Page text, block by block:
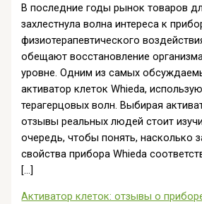
В последние годы рынок товаров
захлестнула волна интереса к
физиотерапевтического
обещают восстановление
уровне. Одним из самых
активатор клеток Whieda,
терагерцовых волн. Выбирая
отзывы реальных людей стоит
очередь, чтобы понять, насколько
свойства прибора Whieda
[…]
Активатор клеток: отзывы о